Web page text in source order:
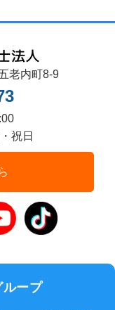
老内町8-9
祝日
ループ